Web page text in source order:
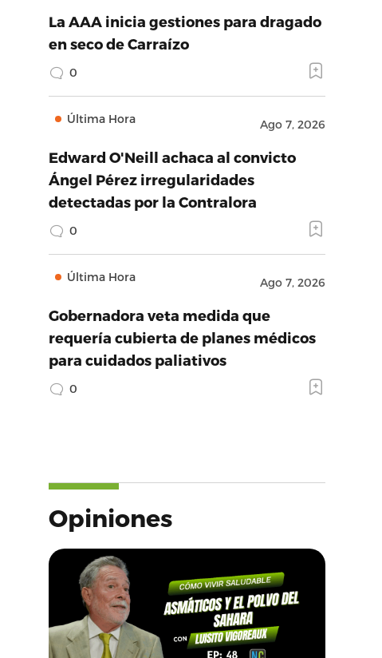
La AAA inicia gestiones para dragado
en seco de Carraízo
0
Última Hora Ago 7, 2026
Edward O'Neill achaca al convicto
Ángel Pérez irregularidades
detectadas por la Contralora
0
Última Hora Ago 7, 2026
Gobernadora veta medida que
requería cubierta de planes médicos
para cuidados paliativos
0
Opiniones